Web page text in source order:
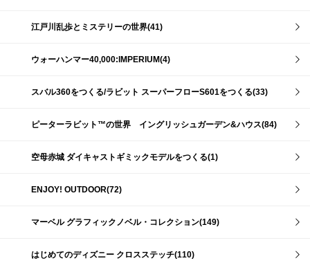
江戸川乱歩とミステリーの世界(41)
ウォーハンマー40,000:IMPERIUM(4)
スバル360をつくる/ラビット スーパーフローS601をつくる(33)
ピーターラビット™の世界 イングリッシュガーデン&ハウス(84)
空母赤城 ダイキャストギミックモデルをつくる(1)
ENJOY! OUTDOOR(72)
マーベル グラフィックノベル・コレクション(149)
はじめてのディズニー クロスステッチ(110)